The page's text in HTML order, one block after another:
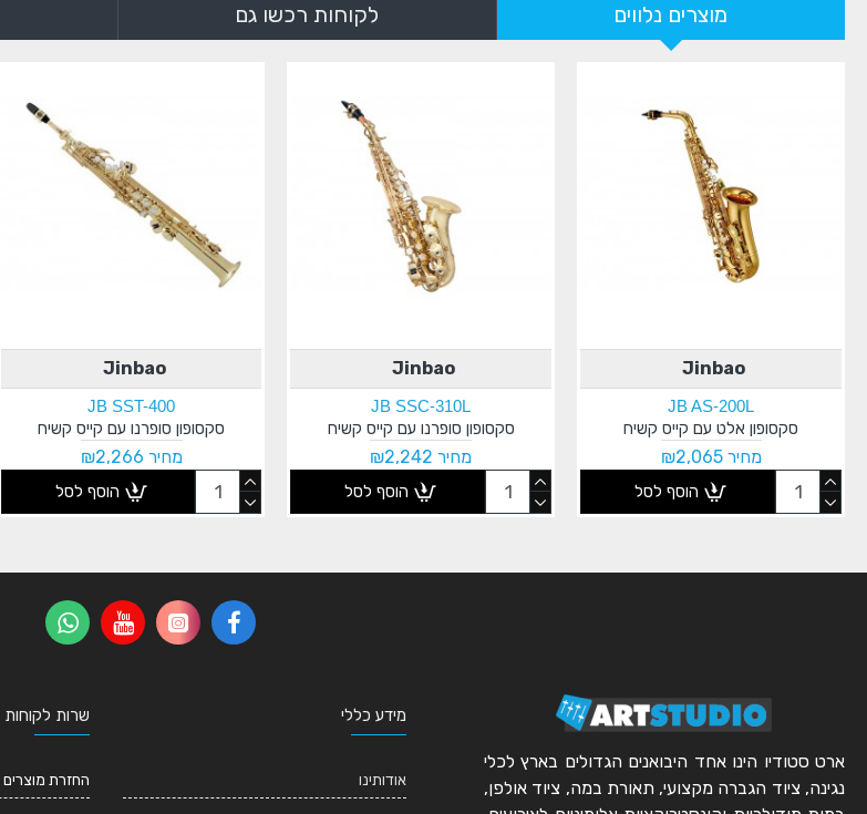
מוצרים נלווים לקוחות רכשו גם
Jinbao
JB AS-200L
סקסופון אלט עם קייס קשיח
מחיר ₪2,065
הוסף לסל
Jinbao
JB SSC-310L
סקסופון סופרנו עם קייס קשיח
מחיר ₪2,242
הוסף לסל
Jinbao
JB SST-400
סקסופון סופרנו עם קייס קשיח
מחיר ₪2,266
הוסף לסל
ארט סטודיו הינו אחד היבואנים הגדולים בארץ לכלי
נגינה, ציוד הגברה מקצועי, תאורת במה, ציוד אולפן,
מידע כללי
אודותינו
שרות לקוחות
החזרת מוצרים